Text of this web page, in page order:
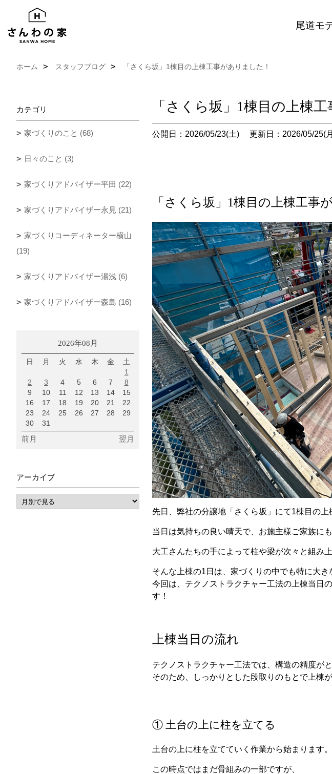
尾道モ
ホーム スタッフブログ 「さくら坂」1棟目の上棟工事がありました！
「さくら坂」1棟目の上棟
公開日：2026/05/23(土) 更新日：2026/05/25(
「さくら坂」1棟目の上棟工事
先日、弊社の分譲地「さくら坂」にて1棟目の上
当日は気持ちの良い晴天で、お施主様ご家族に
大工さんたちの手によって柱や梁が次々と組み
そんな上棟の1日は、家づくりの中でも特に大き
今回は、テクノストラクチャー工法の上棟当日
す！
上棟当日の流れ
テクノストラクチャー工法では、構造の精度がと
そのため、しっかりとした段取りのもとで上棟
① 土台の上に柱を立てる
土台の上に柱を立てていく作業から始まります。
この時点ではまだ骨組みの一部ですが、
カテゴリ
家づくりのこと (68)
日々のこと (3)
家づくりアドバイザー平田 (22)
家づくりアドバイザー永見 (21)
家づくりコーディネーター横山
(19)
家づくりアドバイザー湯浅 (6)
家づくりアドバイザー森島 (16)
2026年08月
日 月 火 水 木 金
土
1
2
3 4 5 6 7
8
9
10 11 12 13 14
15
16
17 18 19 20 21
22
23
24 25 26 27 28
29
30
31
前月 翌月
アーカイブ